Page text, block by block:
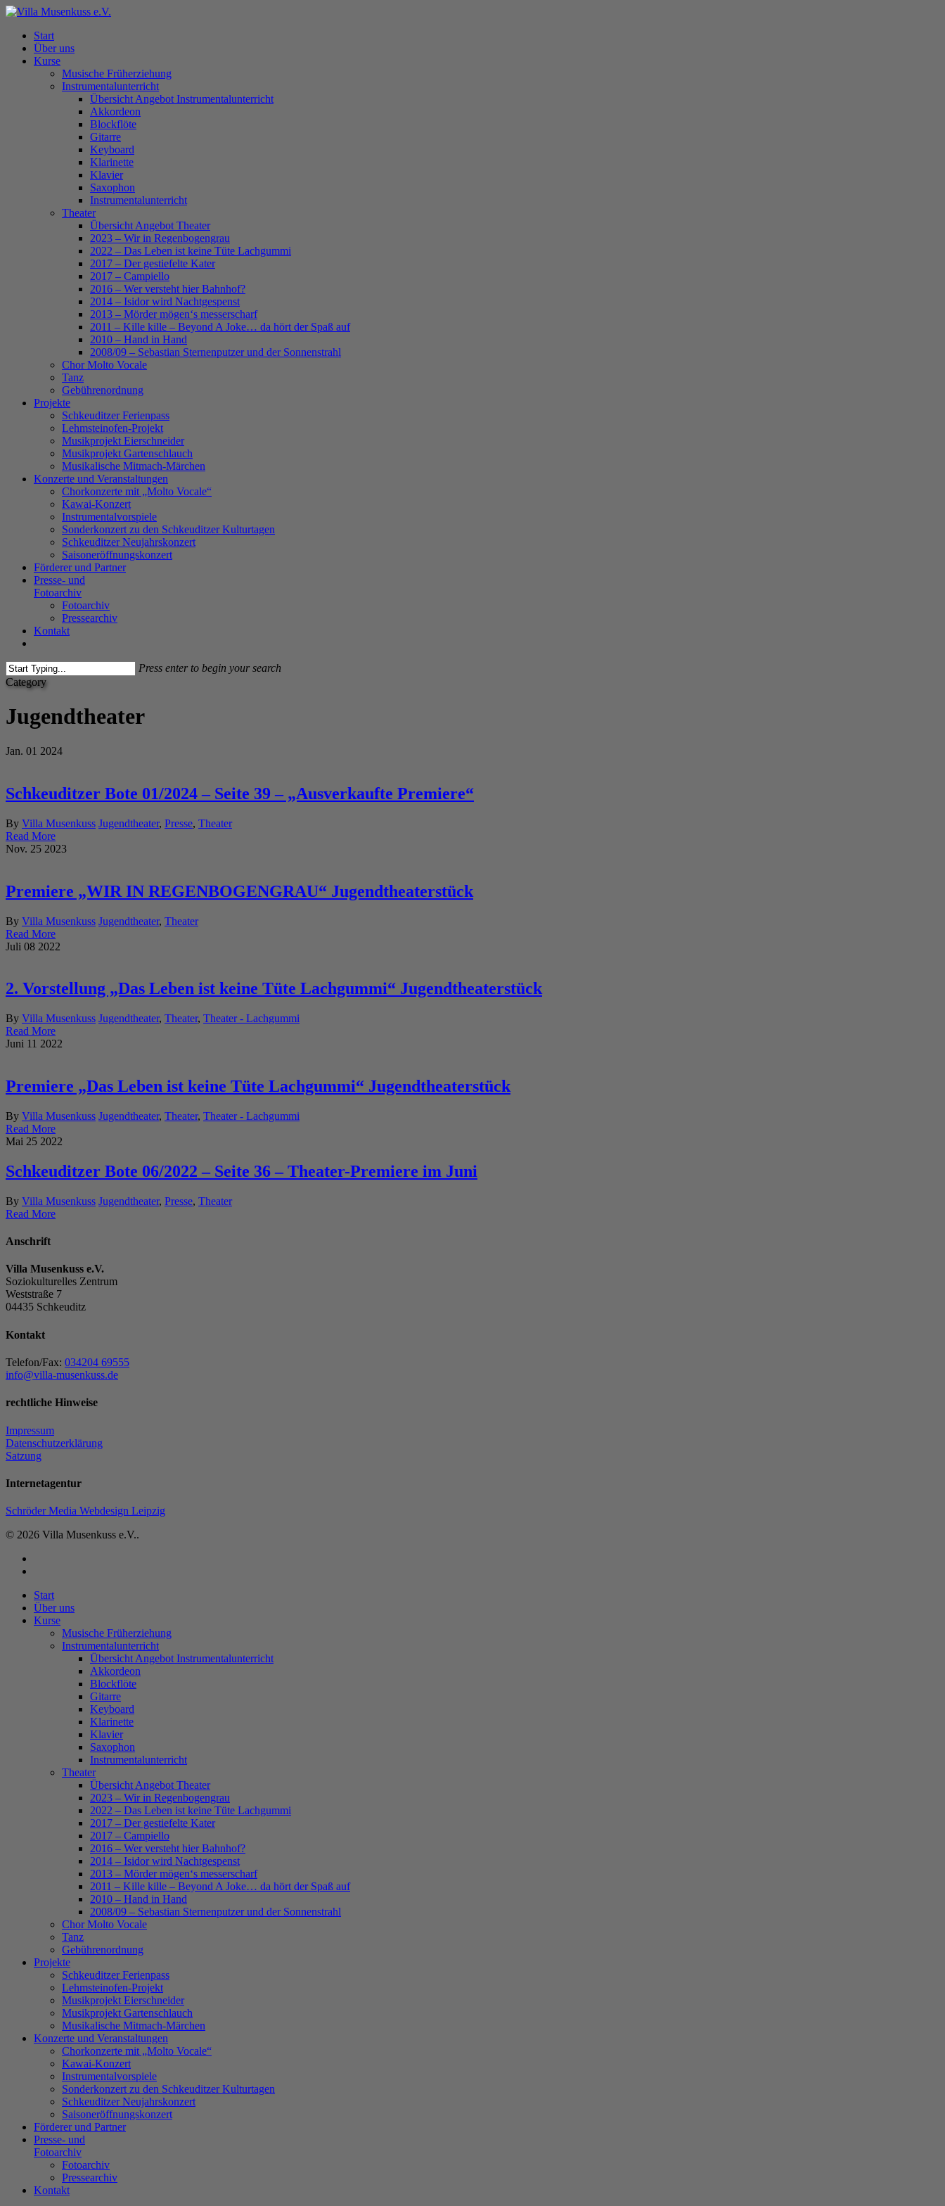
Skip
main
content
Menu
Start
Über uns
Kurse
Musische Früherziehung
Instrumentalunterricht
Übersicht Angebot Instrumentalunterricht
Akkordeon
Blockflöte
Gitarre
Keyboard
Klarinette
Klavier
Saxophon
Instrumentalunterricht
Theater
Übersicht Angebot Theater
2023 – Wir in Regenbogengrau
2022 – Das Leben ist keine Tüte Lachgummi
2017 – Der gestiefelte Kater
2017 – Campiello
2016 – Wer versteht hier Bahnhof?
2014 – Isidor wird Nachtgespenst
2013 – Mörder mögen‘s messerscharf
2011 – Kille kille – Beyond A Joke… da hört der Spaß auf
2010 – Hand in Hand
2008/09 – Sebastian Sternenputzer und der Sonnenstrahl
Chor Molto Vocale
Tanz
Gebührenordnung
Projekte
Schkeuditzer Ferienpass
Lehmsteinofen-Projekt
Musikprojekt Eierschneider
Musikprojekt Gartenschlauch
Musikalische Mitmach-Märchen
Konzerte und Veranstaltungen
Chorkonzerte mit „Molto Vocale“
Kawai-Konzert
Instrumentalvorspiele
Sonderkonzert zu den Schkeuditzer Kulturtagen
Schkeuditzer Neujahrskonzert
Saisoneröffnungskonzert
Förderer und Partner
Presse- und
Fotoarchiv
Fotoarchiv
Pressearchiv
Kontakt
Press enter to begin your search
Close
Category
Jugendtheater
Jan. 01 2024
Schkeuditzer Bote 01/2024 – Seite 39 – „Ausverkaufte Premiere“
By Villa Musenkuss Jugendtheater, Presse, Theater
Read More
Nov. 25 2023
Premiere „WIR IN REGENBOGENGRAU“ Jugendtheaterstück
By Villa Musenkuss Jugendtheater, Theater
Read More
Juli 08 2022
2. Vorstellung „Das Leben ist keine Tüte Lachgummi“ Jugendtheaterstück
By Villa Musenkuss Jugendtheater, Theater, Theater - Lachgummi
Read More
Juni 11 2022
Premiere „Das Leben ist keine Tüte Lachgummi“ Jugendtheaterstück
By Villa Musenkuss Jugendtheater, Theater, Theater - Lachgummi
Read More
Mai 25 2022
Schkeuditzer Bote 06/2022 – Seite 36 – Theater-Premiere im Juni
By Villa Musenkuss Jugendtheater, Presse, Theater
Read More
Anschrift
Villa Musenkuss e.V.
Soziokulturelles Zentrum
Weststraße 7
04435 Schkeuditz
Kontakt
Telefon/Fax: 034204 69555
info@villa-musenkuss.de
rechtliche Hinweise
Impressum
Datenschutzerklärung
Satzung
Internetagentur
Schröder Media Webdesign Leipzig
© 2026 Villa Musenkuss e.V..
Close
Menu
Start
Über uns
Kurse
Musische Früherziehung
Instrumentalunterricht
Übersicht Angebot Instrumentalunterricht
Akkordeon
Blockflöte
Gitarre
Keyboard
Klarinette
Klavier
Saxophon
Instrumentalunterricht
Theater
Übersicht Angebot Theater
2023 – Wir in Regenbogengrau
2022 – Das Leben ist keine Tüte Lachgummi
2017 – Der gestiefelte Kater
2017 – Campiello
2016 – Wer versteht hier Bahnhof?
2014 – Isidor wird Nachtgespenst
2013 – Mörder mögen‘s messerscharf
2011 – Kille kille – Beyond A Joke… da hört der Spaß auf
2010 – Hand in Hand
2008/09 – Sebastian Sternenputzer und der Sonnenstrahl
Chor Molto Vocale
Tanz
Gebührenordnung
Projekte
Schkeuditzer Ferienpass
Lehmsteinofen-Projekt
Musikprojekt Eierschneider
Musikprojekt Gartenschlauch
Musikalische Mitmach-Märchen
Konzerte und Veranstaltungen
Chorkonzerte mit „Molto Vocale“
Kawai-Konzert
Instrumentalvorspiele
Sonderkonzert zu den Schkeuditzer Kulturtagen
Schkeuditzer Neujahrskonzert
Saisoneröffnungskonzert
Förderer und Partner
Presse- und
Fotoarchiv
Fotoarchiv
Pressearchiv
Kontakt